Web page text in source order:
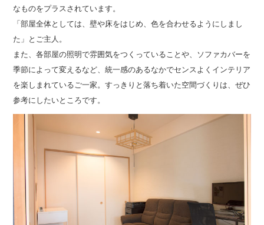
なものをプラスされています。
「部屋全体としては、壁や床をはじめ、色を合わせるようにしまし
た」とご主人。
また、各部屋の照明で雰囲気をつくっていることや、ソファカバーを
季節によって変えるなど、統一感のあるなかでセンスよくインテリア
を楽しまれているご一家。すっきりと落ち着いた空間づくりは、ぜひ
参考にしたいところです。